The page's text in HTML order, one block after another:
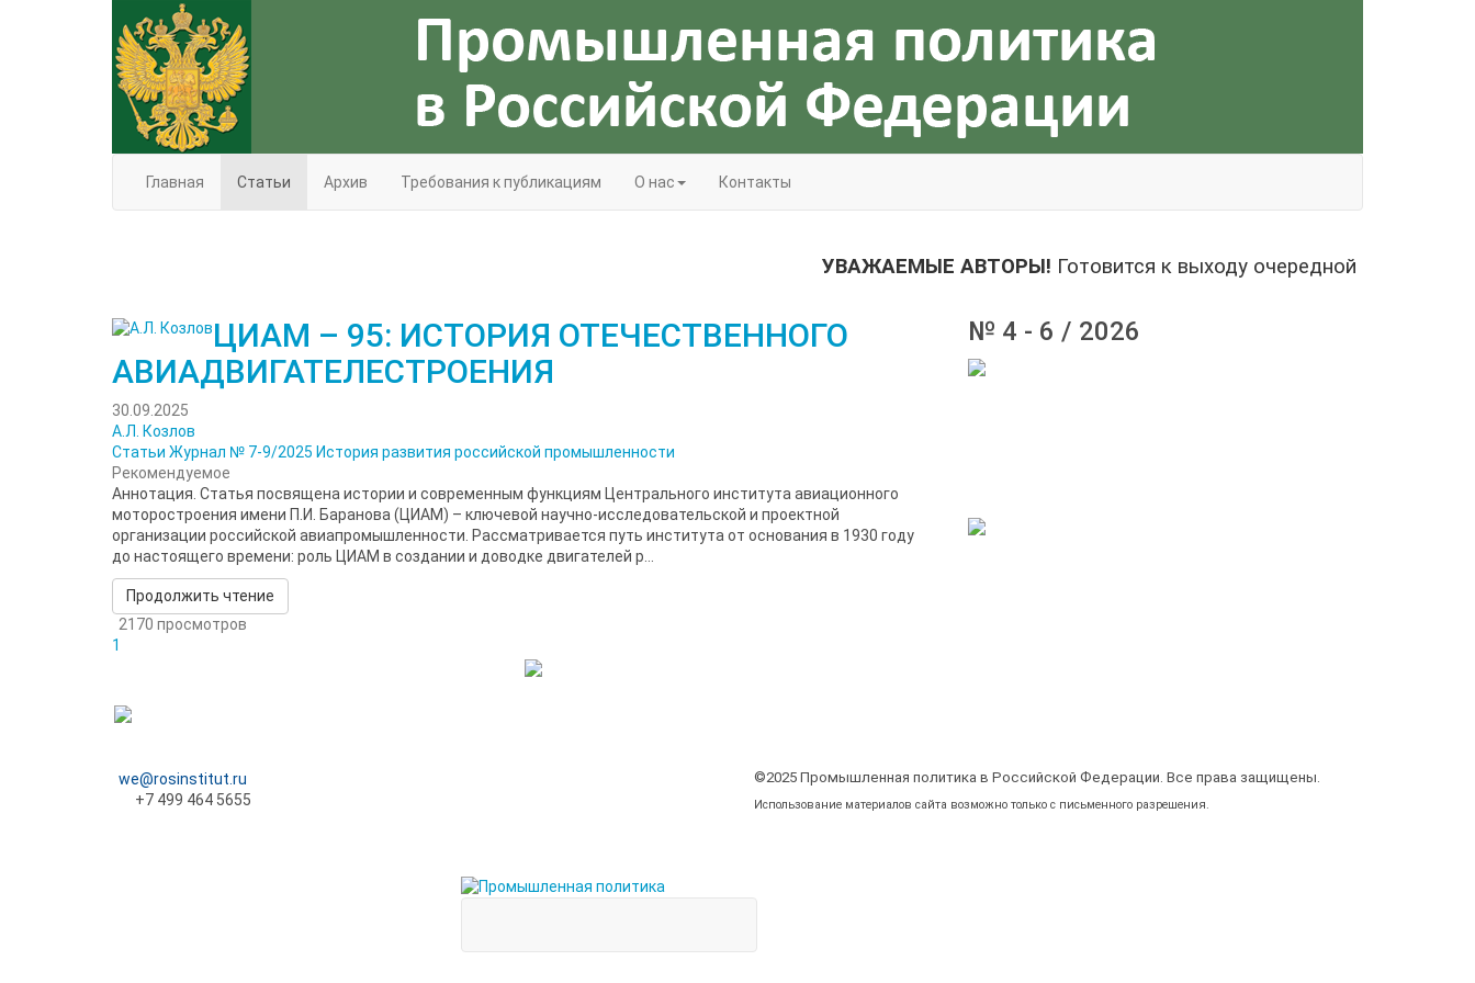
Главная Статьи Архив Требования к публикациям О нас Контакты
УВАЖАЕМЫЕ АВТОРЫ!Готовится к выходу очередной выпуск
ЦИАМ – 95: ИСТОРИЯ ОТЕЧЕСТВЕННОГО
АВИАДВИГАТЕЛЕСТРОЕНИЯ
30.09.2025
А.Л. Козлов
Статьи Журнал № 7-9/2025 История развития российской промышленности
Рекомендуемое
Аннотация. Статья посвящена истории и современным функциям Центрального института авиационного
моторостроения имени П.И. Баранова (ЦИАМ) – ключевой научно-исследовательской и проектной
организации российской авиапромышленности. Рассматривается путь института от основания в 1930 году
до настоящего времени: роль ЦИАМ в создании и доводке двигателей р...
Продолжить чтение
2170 просмотров
1
№ 4 - 6 / 2026
we@rosinstitut.ru
+7 499 464 5655
©2025 Промышленная политика в Российской Федерации. Все права защищены.
Использование материалов сайта возможно только с письменного разрешения.